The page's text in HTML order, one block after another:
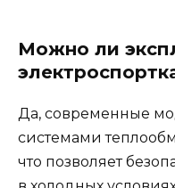
Можно ли
Да, современные
системами
что позволяет